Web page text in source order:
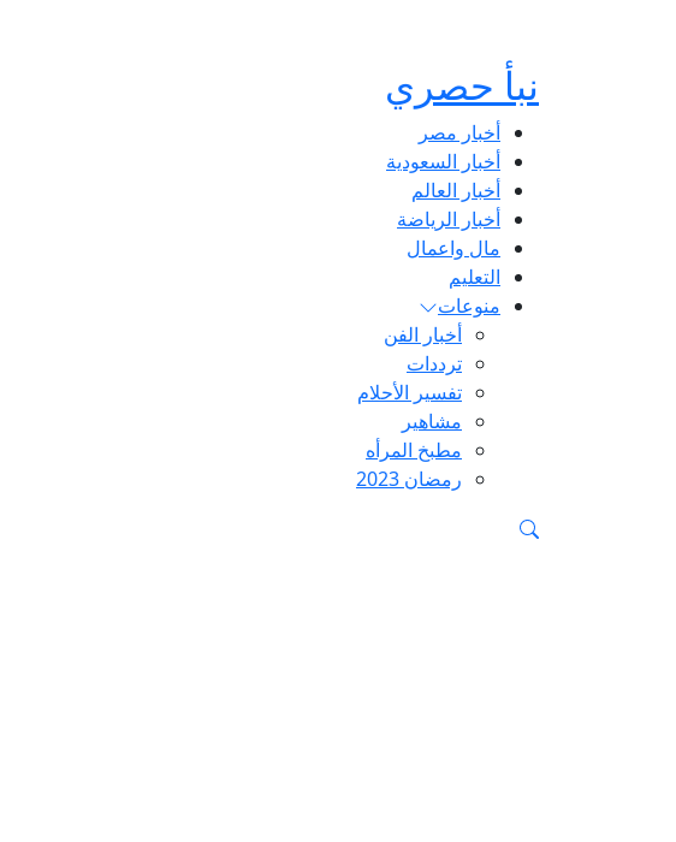
نبأ حصري
أخبار مصر
أخبار السعودية
أخبار العالم
أخبار الرياضة
مال واعمال
التعليم
منوعات
أخبار الفن
ترددات
تفسير الأحلام
مشاهير
مطبخ المرأه
رمضان 2023